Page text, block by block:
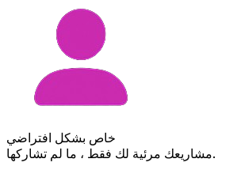
خاص بشكل افتراضي
مشاريعك مرئية لك فقط ، ما لم تشاركها.